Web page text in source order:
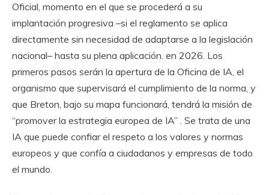
Oficial, momento en el que se procederá a su
implantación progresiva –si el reglamento se aplica
directamente sin necesidad de adaptarse a la legislación
nacional– hasta su plena aplicación. en 2026. Los
primeros pasos serán la apertura de la Oficina de IA, el
organismo que supervisará el cumplimiento de la norma, y
​​que Breton, bajo su mapa funcionará, tendrá la misión de
“promover la estrategia europea de IA” . Se trata de una
IA que puede confiar el respeto a los valores y normas
europeos y que confía a ciudadanos y empresas de todo
el mundo.